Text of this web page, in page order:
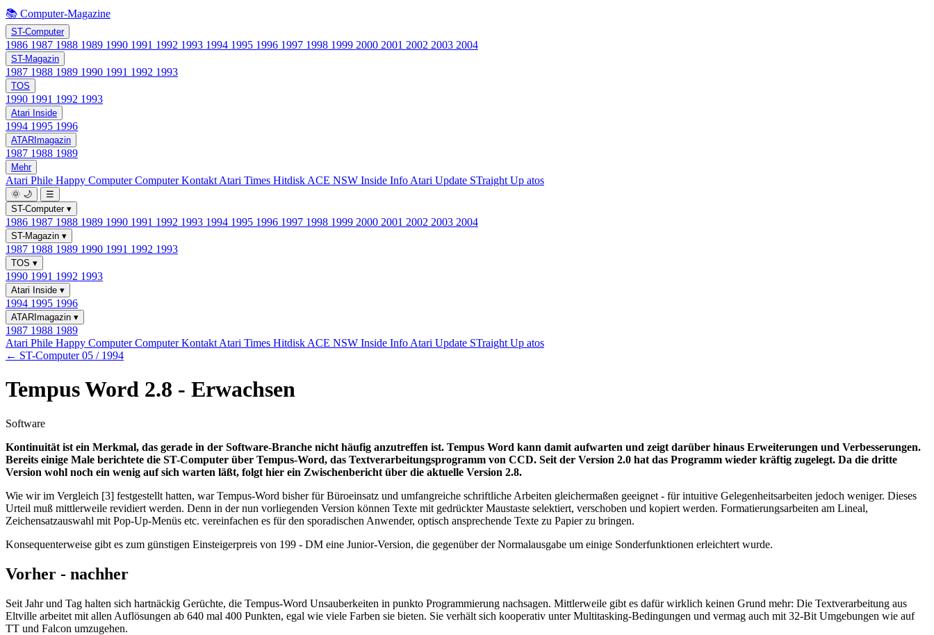
📚 Computer-Magazine
ST-Computer
1986 1987 1988 1989 1990 1991 1992 1993 1994 1995 1996 1997 1998 1999 2000 2001 2002 2003 2004
ST-Magazin
1987 1988 1989 1990 1991 1992 1993
TOS
1990 1991 1992 1993
Atari Inside
1994 1995 1996
ATARImagazin
1987 1988 1989
Mehr
Atari Phile Happy ComputerComputer Kontakt Atari Times Hitdisk ACE NSW Inside Info Atari Update STraight Up atos
🌞 🌙
☰
ST-Computer ▾
1986 1987 1988 1989 1990 1991 1992 1993 1994 1995 1996 1997 1998 1999 2000 2001 2002 2003 2004
ST-Magazin ▾
1987 1988 1989 1990 1991 1992 1993
TOS ▾
1990 1991 1992 1993
Atari Inside ▾
1994 1995 1996
ATARImagazin ▾
1987 1988 1989
Atari Phile Happy ComputerComputer Kontakt Atari Times Hitdisk ACE NSW Inside Info Atari Update STraight Up atos
← ST-Computer 05 / 1994
Tempus Word 2.8 - Erwachsen
Software
Kontinuität ist ein Merkmal, das gerade in der Software-Branche nicht häufig anzutreffen ist. Tempus Word kann damit aufwarten und zeigt darüber hinaus Erweiterungen und Verbesserungen.
Bereits einige Male berichtete die ST-Computer über Tempus-Word, das Textverarbeitungsprogramm von CCD. Seit der Version 2.0 hat das Programm wieder kräftig zugelegt. Da die dritte
Version wohl noch ein wenig auf sich warten läßt, folgt hier ein Zwischenbericht über die aktuelle Version 2.8.
Wie wir im Vergleich [3] festgestellt hatten, war Tempus-Word bisher für Büroeinsatz und umfangreiche schriftliche Arbeiten gleichermaßen geeignet - für intuitive Gelegenheitsarbeiten jedoch weniger. Dieses
Urteil muß mittlerweile revidiert werden. Denn in der nun vorliegenden Version können Texte mit gedrückter Maustaste selektiert, verschoben und kopiert werden. Formatierungsarbeiten am Lineal,
Zeichensatzauswahl mit Pop-Up-Menüs etc. vereinfachen es für den sporadischen Anwender, optisch ansprechende Texte zu Papier zu bringen.
Konsequenterweise gibt es zum günstigen Einsteigerpreis von 199 - DM eine Junior-Version, die gegenüber der Normalausgabe um einige Sonderfunktionen erleichtert wurde.
Vorher - nachher
Seit Jahr und Tag halten sich hartnäckig Gerüchte, die Tempus-Word Unsauberkeiten in punkto Programmierung nachsagen. Mittlerweile gibt es dafür wirklich keinen Grund mehr: Die Textverarbeitung aus
Eltville arbeitet mit allen Auflösungen ab 640 mal 400 Punkten, egal wie viele Farben sie bieten. Sie verhält sich kooperativ unter Multitasking-Bedingungen und vermag auch mit 32-Bit Umgebungen wie auf
TT und Falcon umzugehen.